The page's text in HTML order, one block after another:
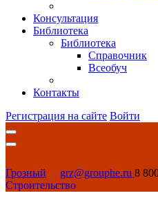
Консультация
Библиотека
Библиотека
Справочник
Всеобуч
Контакты
Регистрация на сайте Войти
Грозный grz@grouphe.ru 8
Строительство